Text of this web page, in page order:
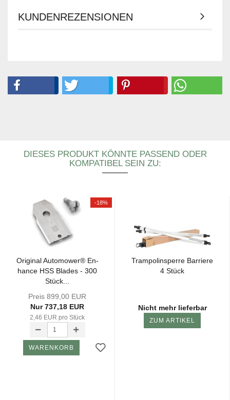
KUNDENREZENSIONEN
DIESES PRODUKT KÖNNTE PASSEND ODER
KOMPATIBEL SEIN ZU:
-18%
Ori­gi­nal Au­to­mower® En­
han­ce HSS Bla­des - 300
Stück...
Preis 899,00 EUR
Nur 737,18 EUR
2,46 EUR pro Stück
WARENKORB
Tram­po­lin­sper­re Bar­rie­re
4 Stück
Nicht mehr lieferbar
ZUM ARTIKEL